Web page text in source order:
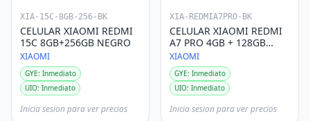
XIA-15C-8GB-256-BK
CELULAR XIAOMI REDMI
15C 8GB+256GB NEGRO
XIAOMI
GYE: Inmediato
UIO: Inmediato
Inicia sesion para ver precios
XIA-REDMIA7PRO-BK
CELULAR XIAOMI REDMI
A7 PRO 4GB + 128GB
NEGRO
XIAOMI
GYE: Inmediato
UIO: Inmediato
Inicia sesion para ver precios